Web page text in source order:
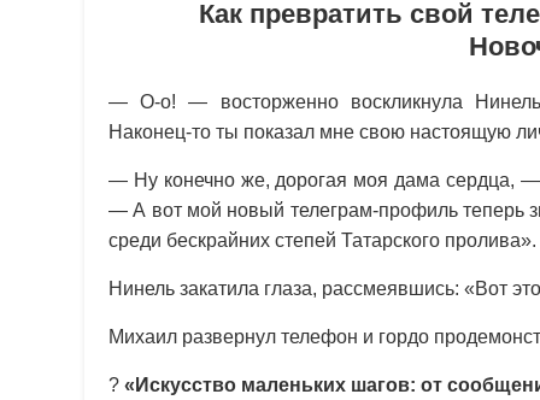
Как превратить свой
— О-о! — восторженно воскликнула
Наконец-то ты показал мне свою настоящую
— Ну конечно же, дорогая моя дама сердца,
— А вот мой новый телеграм-профиль теперь
среди бескрайних степей Татарского
Нинель закатила глаза, рассмеявшись: «Вот
Михаил развернул телефон и гордо
? «Искусство маленьких шагов: от